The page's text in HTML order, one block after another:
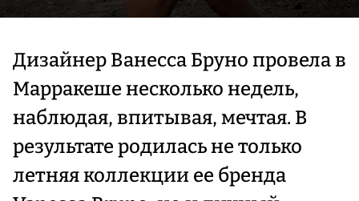
Дизайнер Ванесса Бруно провела в
Марракеше несколько недель,
наблюдая, впитывая, мечтая. В
результате родилась не только
летняя коллекции ее бренда